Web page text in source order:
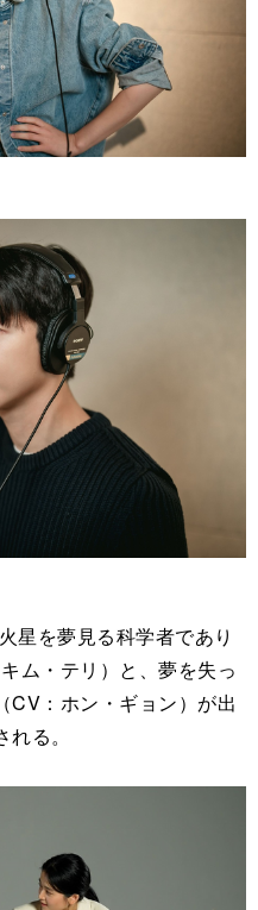
星を夢見る科学者であり
ム・テリ）と、夢を失っ
CV：ホン・ギョン）が出
る。